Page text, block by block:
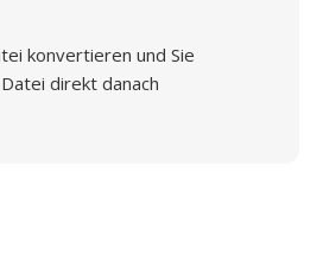
konvertieren und Sie
direkt danach